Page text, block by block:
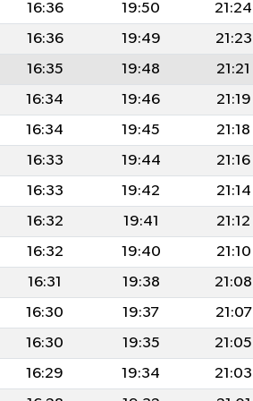
16:36 19:50
21:24
16:36
19:49
21:23
16:35
19:48
21:21
16:34
19:46
21:19
16:34
19:45
21:18
16:33
19:44
21:16
16:33
19:42
21:14
16:32
19:41
21:12
16:32
19:40
21:10
16:31
19:38
21:08
16:30
19:37
21:07
16:30
19:35
21:05
16:29
19:34
21:03